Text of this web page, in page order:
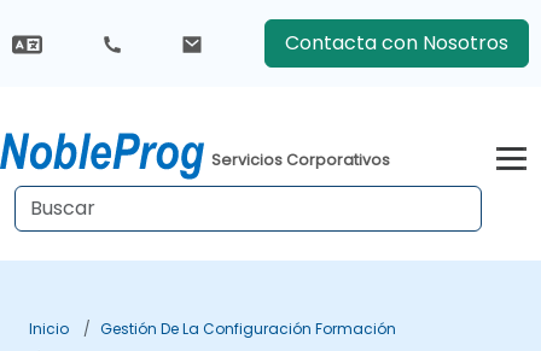
Contacta con Nosotros
Servicios Corporativos
Inicio
Gestión De La Configuración Formación